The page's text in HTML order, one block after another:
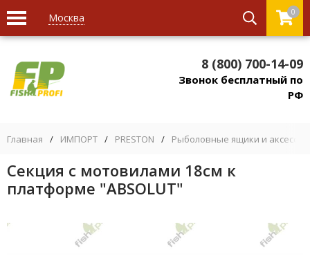
Москва 0
8 (800) 700-14-09
Звонок бесплатный по
РФ
Главная / ИМПОРТ / PRESTON / Рыболовные ящики и
Секция с мотовилами 18см к
платформе "ABSOLUT"